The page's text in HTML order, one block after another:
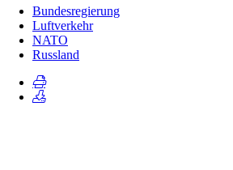
Bundesregierung
Luftverkehr
NATO
Russland